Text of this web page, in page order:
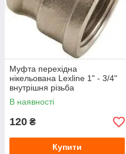
Муфта перехідна
нікельована Lexline 1" - 3/4"
внутрішня різьба
В наявності
120 ₴
Купити